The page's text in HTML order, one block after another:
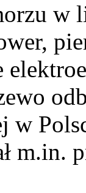
w
w
m.in.